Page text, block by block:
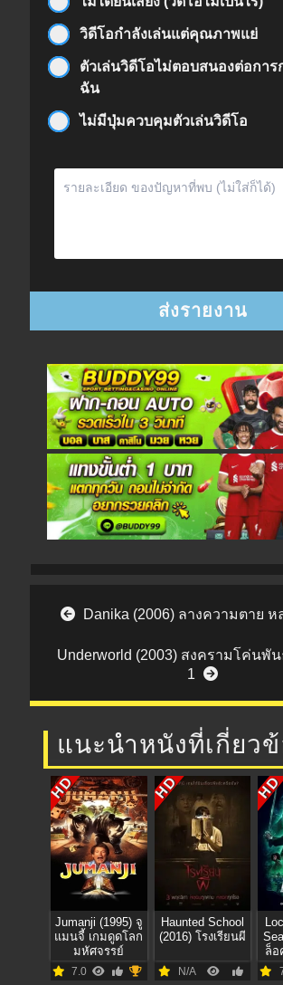
วิดีโอกำลังเล่นแต่คุณภาพแย่
ตัวเล่นวิดีโอไม่ตอบสนองต่อการ
ฉัน
ไม่มีปุ่มควบคุมตัวเล่นวิดีโอ
Post navigation
Danika (2006) ลางความตาย
Underworld (2003) สงครามโค่นพั
1
แนะนำหนังที่เกี่ยวข้
HD
Jumanji (1995) จู
แมนจี้ เกมดูดโลก
มหัศจรรย์
7.0
HD
Haunted School
(2016) โรงเรียนผี
N/A
HD
ล็อ